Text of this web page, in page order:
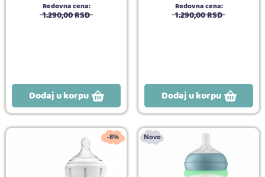
Redovna cena:
1.290,00RSD
Dodaj u korpu
Redovna cena:
1.290,00RSD
Dodaj u korpu
-8% Novo